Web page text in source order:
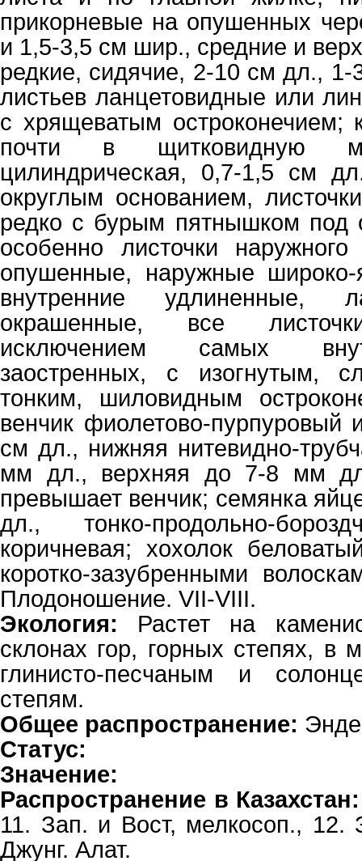
прикорневые на опушенных
и 1,5-3,5 см шир., средние и
редкие, сидячие, 2-10 см дл.,
листьев ланцетовидные или
с хрящеватым остроконечием;
почти в щитковидную
цилиндрическая, 0,7-1,5 см
округлым основанием,
редко с бурым пятнышком под
особенно листочки
опушенные, наружные
внутренние удлиненные,
окрашенные, все
исключением самых
заостренных, с изогнутым,
тонким, шиловидным
венчик фиолетово-пурпуровый
см дл., нижняя нитевидно-
мм дл., верхняя до 7-8 мм
превышает венчик; семянка
дл., тонко-продольно-
коричневая; хохолок
коротко-зазубренными
Плодоношение. VII-VIII.
Экология: Растет на
склонах гор, горных степях, в
глинисто-песчаным и
степям.
Общее распространение:
Статус:
Значение:
Распространение в Казахстан:
11. Зап. и Вост, мелкосоп., 12.
Джунг. Алат.